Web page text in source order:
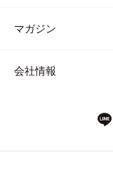
マガジン
会社情報